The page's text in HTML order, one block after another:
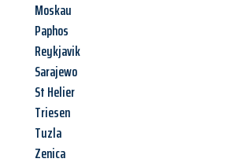
Moskau
Paphos
Reykjavik
Sarajewo
St Helier
Triesen
Tuzla
Zenica